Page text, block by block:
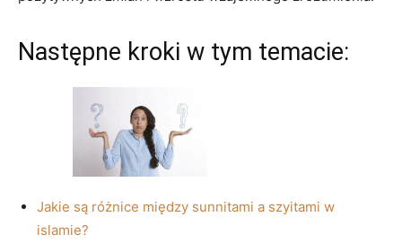
Następne kroki w tym temacie:
Jakie są różnice między sunnitami a szyitami w
islamie?